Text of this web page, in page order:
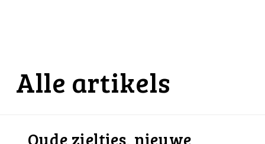
Alle artikels
Oude zieltjes, nieuwe